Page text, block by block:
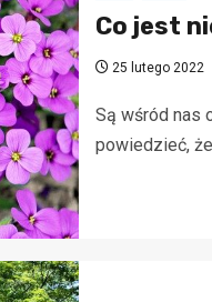
Co jest
25 lutego 2022
Są wśród nas
powiedzieć,